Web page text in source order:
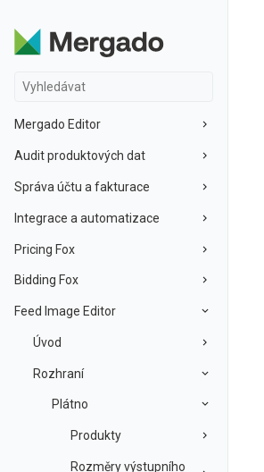
Mergado Editor
Audit produktových dat
Správa účtu a fakturace
Integrace a automatizace
Pricing Fox
Bidding Fox
Feed Image Editor
Úvod
Rozhraní
Plátno
Produkty
Rozměry výstupního